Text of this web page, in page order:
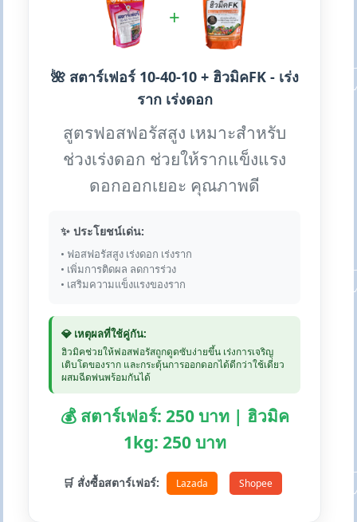
+
🌺 สตาร์เฟอร์ 10-40-10 + ฮิวมิคFK - เร่ง
ราก เร่งดอก
สูตรฟอสฟอรัสสูง เหมาะสำหรับ
ช่วงเร่งดอก ช่วยให้รากแข็งแรง
ดอกออกเยอะ คุณภาพดี
✨ ประโยชน์เด่น:
• ฟอสฟอรัสสูง เร่งดอก เร่งราก
• เพิ่มการติดผล ลดการร่วง
• เสริมความแข็งแรงของราก
💎 เหตุผลที่ใช้คู่กัน:
ฮิวมิคช่วยให้ฟอสฟอรัสถูกดูดซับง่ายขึ้น เร่งการเจริญ
เติบโตของราก และกระตุ้นการออกดอกได้ดีกว่าใช้เดี่ยว
ผสมฉีดพ่นพร้อมกันได้
💰 สตาร์เฟอร์: 250 บาท | ฮิวมิค
1kg: 250 บาท
🛒 สั่งซื้อสตาร์เฟอร์: Lazada Shopee